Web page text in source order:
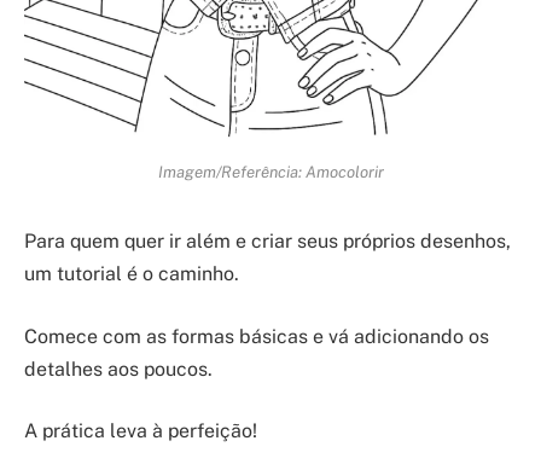
Imagem/Referência: Amocolorir
Para quem quer ir além e criar seus próprios desenhos,
um tutorial é o caminho.
Comece com as formas básicas e vá adicionando os
detalhes aos poucos.
A prática leva à perfeição!